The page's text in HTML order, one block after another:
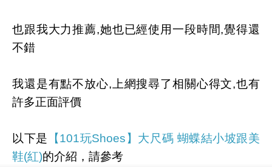
也跟我大力推薦,她也已經使用一段時間,覺得還
不錯
我還是有點不放心,上網搜尋了相關心得文,也有
許多正面評價
以下是 【101玩Shoes】大尺碼 蝴蝶結小坡跟美
鞋(紅)的介紹，請參考